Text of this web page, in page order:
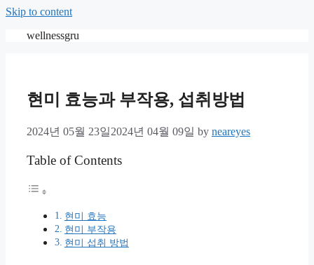
Skip to content
wellnessgru
현미 효능과 부작용, 섭취방법
2024년 05월 23일2024년 04월 09일 by neareyes
Table of Contents
현미 효능
현미 부작용
현미 섭취 방법